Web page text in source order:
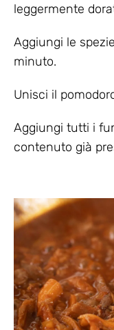
leggermente
Aggiungi le
minuto.
Unisci il
Aggiungi tutti i
contenuto già